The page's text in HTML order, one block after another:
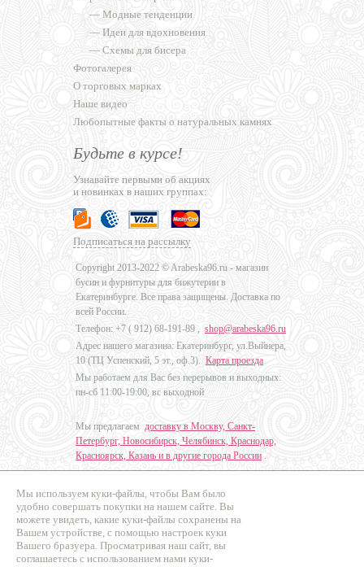
Мы используем куки-файлы, чтобы Вам было
удобно совершать покупки на нашем сайте. Вы
можете увидеть, какие куки-файлы сохранены на
Вашем устройстве, с помощью настроек куки
Вашего бразуера. Просматривая наш сайт, вы
соглашаетесь с использованием нами куки-
— Модные тенденции
— Идеи для вдохновения
— Схемы для бисера
Фотогалерея
О торговых марках
Наше видео
Любопытные факты о натуральных камнях
Будьте в курсе!
Узнавайте первыми об акциях
и новинках в наших группах:
Подписаться на рассылку
Copyright 2013-2022 © Arabeska96.ru - магазин
бусин и фурнитуры для бижутерии в
Екатеринбурге. Все права защищены. Доставка по
всей России.
Телефон: +7 ( 912) 68-191-89 , shop@arabeska96.ru
Адрес нашего магазина: Екатеринбург, ул.Выйнера,
10 (ТЦ Успенский, 5 эт., оф.3). Карта проезда
Мы работаем для Вас без перерывов и выходных:
пн-сб 11:00-19:00, вс выходной
Мы предлагаем доставку в Москву, Санкт-
Петербург, Новосибирск, Челябинск, Краснодар,
Красноярск, Казань и в другие города России .
Дизайн - Наталья Мальцева
Продвижение сайтов
Промо Эксперт